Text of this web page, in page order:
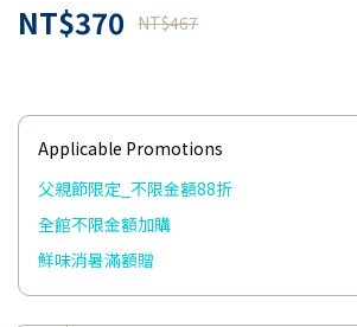
NT$370 NT$467
Applicable Promotions
父親節限定_不限金額88折
全館不限金額加購
鮮味消暑滿額贈